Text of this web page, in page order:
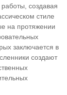
создавая
стиле
на протяжении
заключается в
создают